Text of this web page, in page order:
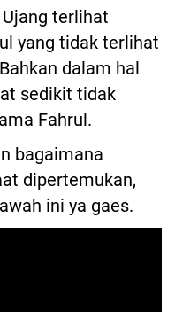
terlihat
yang tidak terlihat
dalam hal
sedikit tidak
Fahrul.
bagaimana
dipertemukan,
ini ya gaes.